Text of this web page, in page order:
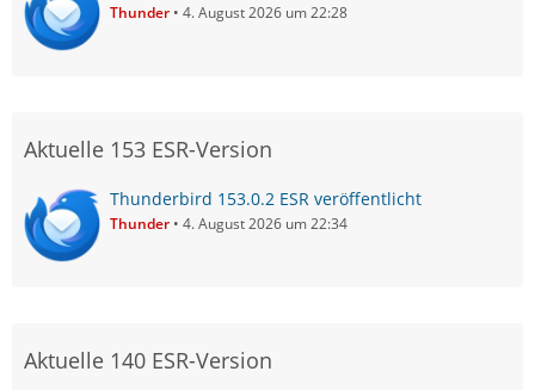
Thunder 4. August 2026 um 22:28
Aktuelle 153 ESR-Version
Thunderbird 153.0.2 ESR veröffentlicht
Thunder 4. August 2026 um 22:34
Aktuelle 140 ESR-Version